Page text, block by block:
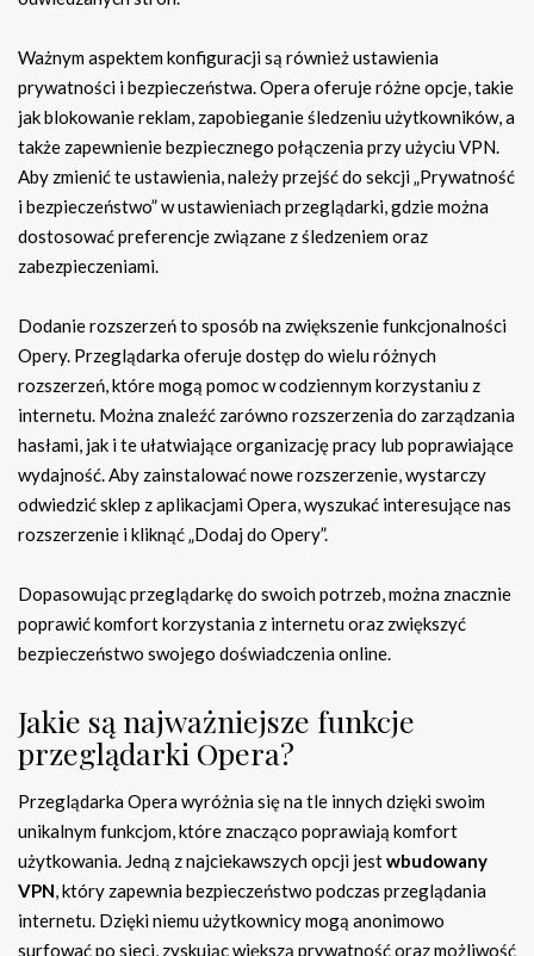
Ważnym aspektem konfiguracji są również ustawienia
prywatności i bezpieczeństwa. Opera oferuje różne opcje, takie
jak blokowanie reklam, zapobieganie śledzeniu użytkowników, a
także zapewnienie bezpiecznego połączenia przy użyciu VPN.
Aby zmienić te ustawienia, należy przejść do sekcji „Prywatność
i bezpieczeństwo” w ustawieniach przeglądarki, gdzie można
dostosować preferencje związane z śledzeniem oraz
zabezpieczeniami.
Dodanie rozszerzeń to sposób na zwiększenie funkcjonalności
Opery. Przeglądarka oferuje dostęp do wielu różnych
rozszerzeń, które mogą pomoc w codziennym korzystaniu z
internetu. Można znaleźć zarówno rozszerzenia do zarządzania
hasłami, jak i te ułatwiające organizację pracy lub poprawiające
wydajność. Aby zainstalować nowe rozszerzenie, wystarczy
odwiedzić sklep z aplikacjami Opera, wyszukać interesujące nas
rozszerzenie i kliknąć „Dodaj do Opery”.
Dopasowując przeglądarkę do swoich potrzeb, można znacznie
poprawić komfort korzystania z internetu oraz zwiększyć
bezpieczeństwo swojego doświadczenia online.
Jakie są najważniejsze funkcje
przeglądarki Opera?
Przeglądarka Opera wyróżnia się na tle innych dzięki swoim
unikalnym funkcjom, które znacząco poprawiają komfort
użytkowania. Jedną z najciekawszych opcji jestwbudowany
VPN, który zapewnia bezpieczeństwo podczas przeglądania
internetu. Dzięki niemu użytkownicy mogą anonimowo
surfować po sieci, zyskując większą prywatność oraz możliwość